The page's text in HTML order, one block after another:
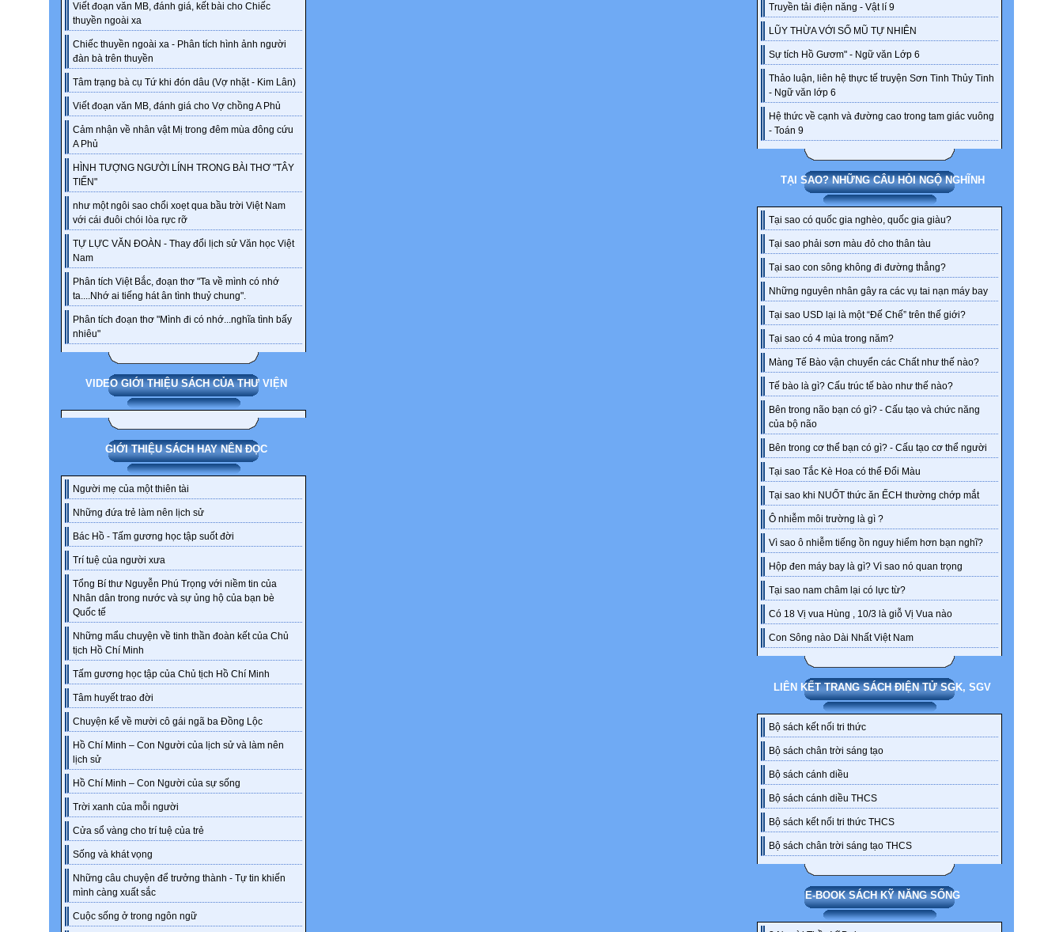
Viết đoạn văn MB, đánh giá, kết bài cho Chiếc
thuyền ngoài xa
Chiếc thuyền ngoài xa - Phân tích hình ảnh người
đàn bà trên thuyền
Tâm trạng bà cụ Tứ khi đón dâu (Vợ nhặt - Kim Lân)
Viết đoạn văn MB, đánh giá cho Vợ chồng A Phủ
Cảm nhận về nhân vật Mị trong đêm mùa đông cứu
A Phủ
HÌNH TƯỢNG NGƯỜI LÍNH TRONG BÀI THƠ "TÂY
TIẾN"
như một ngôi sao chổi xoẹt qua bầu trời Việt Nam
với cái đuôi chói lòa rực rỡ
TỰ LỰC VĂN ĐOÀN - Thay đổi lịch sử Văn học Việt
Nam
Phân tích Việt Bắc, đoạn thơ "Ta về mình có nhớ
ta....Nhớ ai tiếng hát ân tình thuỷ chung".
Phân tích đoạn thơ "Mình đi có nhớ...nghĩa tình bấy
nhiêu"
VIDEO GIỚI THIỆU SÁCH CỦA THƯ VIỆN
GIỚI THIỆU SÁCH HAY NÊN ĐỌC
Người mẹ của một thiên tài
Những đứa trẻ làm nên lịch sử
Bác Hồ - Tấm gương học tập suốt đời
Trí tuệ của người xưa
Tổng Bí thư Nguyễn Phú Trọng với niềm tin của
Nhân dân trong nước và sự ủng hộ của bạn bè
Quốc tế
Những mẩu chuyện về tinh thần đoàn kết của Chủ
tịch Hồ Chí Minh
Tấm gương học tập của Chủ tịch Hồ Chí Minh
Tâm huyết trao đời
Chuyện kể về mười cô gái ngã ba Đồng Lộc
Hồ Chí Minh – Con Người của lịch sử và làm nên
lịch sử
Hồ Chí Minh – Con Người của sự sống
Trời xanh của mỗi người
Cửa sổ vàng cho trí tuệ của trẻ
Sống và khát vọng
Những câu chuyện để trưởng thành - Tự tin khiến
mình càng xuất sắc
Cuộc sống ở trong ngôn ngữ
Truyền tải điện năng - Vật lí 9
LŨY THỪA VỚI SỐ MŨ TỰ NHIÊN
Sự tích Hồ Gươm" - Ngữ văn Lớp 6
Thảo luận, liên hệ thực tế truyện Sơn Tinh Thủy Tinh
- Ngữ văn lớp 6
Hệ thức về cạnh và đường cao trong tam giác vuông
- Toán 9
TẠI SAO? NHỮNG CÂU HỎI NGỘ NGHĨNH
Tại sao có quốc gia nghèo, quốc gia giàu?
Tại sao phải sơn màu đỏ cho thân tàu
Tại sao con sông không đi đường thẳng?
Những nguyên nhân gây ra các vụ tai nạn máy bay
Tại sao USD lại là một “Đế Chế” trên thế giới?
Tại sao có 4 mùa trong năm?
Màng Tế Bào vận chuyển các Chất như thế nào?
Tế bào là gì? Cấu trúc tế bào như thế nào?
Bên trong não bạn có gì? - Cấu tạo và chức năng
của bộ não
Bên trong cơ thể bạn có gì? - Cấu tạo cơ thể người
Tại sao Tắc Kè Hoa có thể Đổi Màu
Tại sao khi NUỐT thức ăn ẾCH thường chớp mắt
Ô nhiễm môi trường là gì ?
Vì sao ô nhiễm tiếng ồn nguy hiểm hơn bạn nghĩ?
Hộp đen máy bay là gì? Vì sao nó quan trọng
Tại sao nam châm lại có lực từ?
Có 18 Vị vua Hùng , 10/3 là giỗ Vị Vua nào
Con Sông nào Dài Nhất Việt Nam
LIÊN KẾT TRANG SÁCH ĐIỆN TỬ SGK, SGV
Bộ sách kết nối tri thức
Bộ sách chân trời sáng tạo
Bộ sách cánh diều
Bộ sách cánh diều THCS
Bộ sách kết nối tri thức THCS
Bộ sách chân trời sáng tạo THCS
E-BOOK SÁCH KỸ NĂNG SỐNG